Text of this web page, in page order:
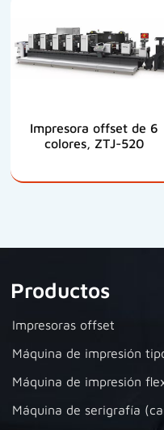
Impresora offset de 6
colores, ZTJ-520
Productos
Impresoras offset
Máquina de impresión
Máquina de impresión
Máquina de serigrafía